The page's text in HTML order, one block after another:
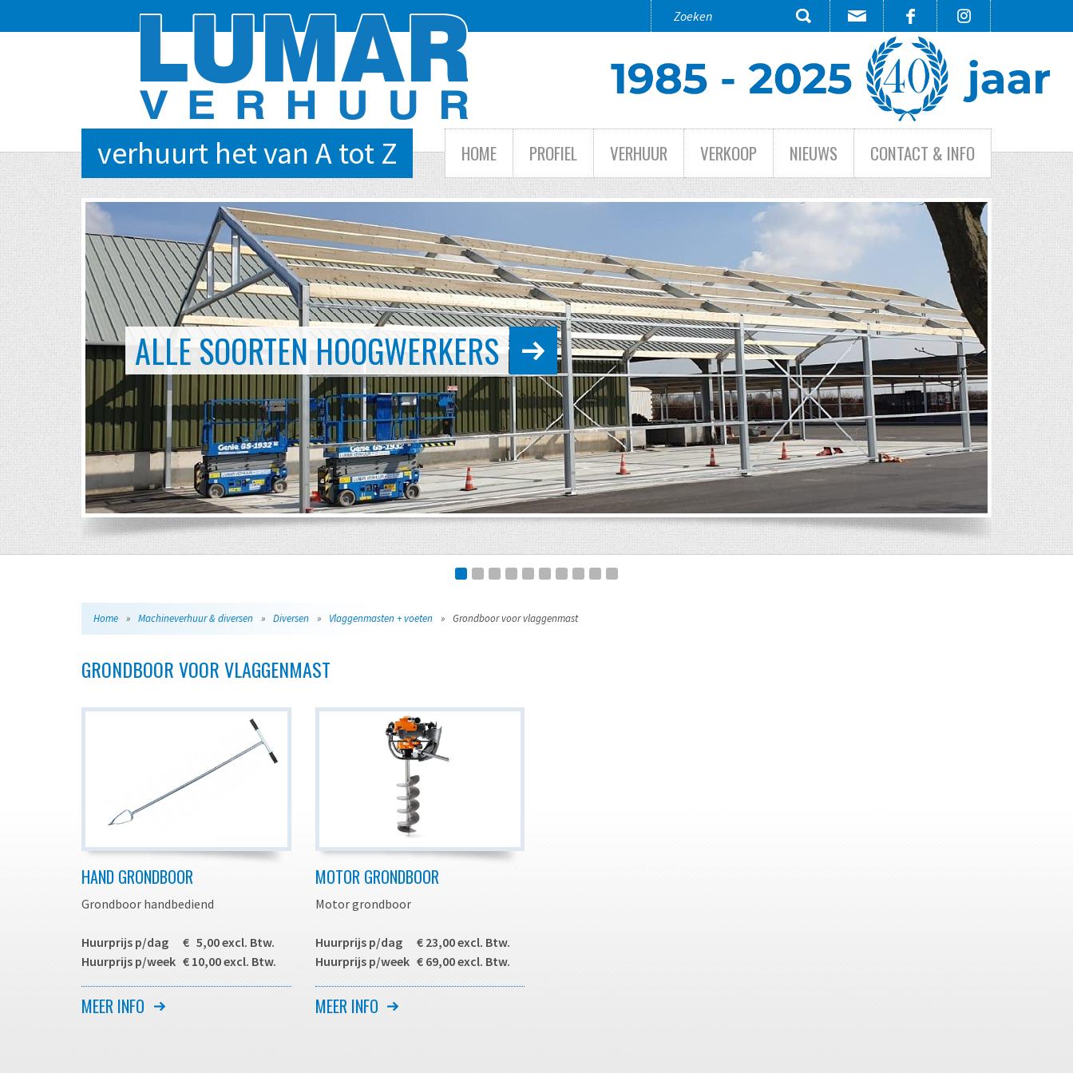
verhuurt het van A tot Z HOME PROFIEL VERHUUR VERKOOP NIEUWS CONTACT & INFO
EVENTS VAN KLEIN TOT GROOT
Home » Machineverhuur & diversen » Diversen » Vlaggenmasten + voeten » Grondboor voor vlaggenmast
GRONDBOOR VOOR VLAGGENMAST
HAND GRONDBOOR
Grondboor handbediend
Huurprijs p/dag € 5,00 excl. Btw.
Huurprijs p/week € 10,00 excl. Btw.
Handgrondboor voor het boren van
MEER INFO
MOTOR GRONDBOOR
Motor grondboor
Huurprijs p/dag € 23,00 excl. Btw.
Huurprijs p/week € 69,00 excl. Btw.
Motor grondboor voor het boren van
MEER INFO